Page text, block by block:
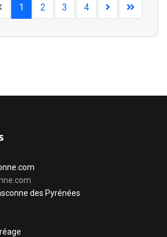
1 2 3 4
des Pyrénées